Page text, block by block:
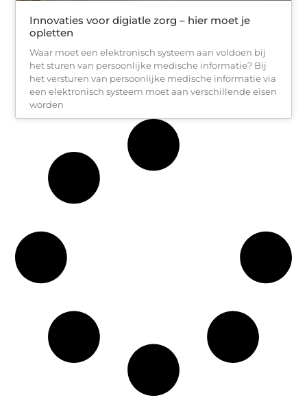
Innovaties voor digiatle zorg – hier moet je
opletten
Waar moet een elektronisch systeem aan voldoen bij
het sturen van persoonlijke medische informatie? Bij
het versturen van persoonlijke medische informatie via
een elektronisch systeem moet aan verschillende eisen
worden